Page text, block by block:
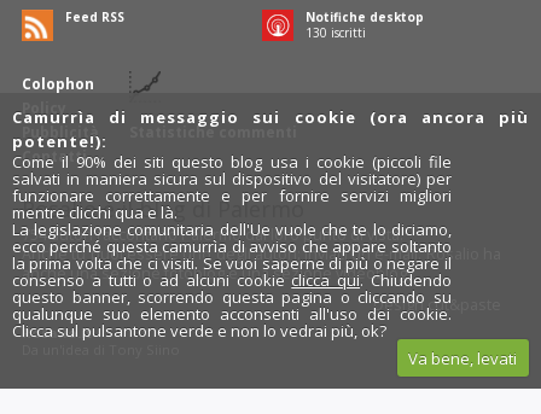
Colophon
Policy
Pubblicità
Contatti
Statistiche commenti
Feed RSS
Notifiche desktop
130 iscritti
Rosalio è il blog di Palermo
754 autoriraccontano Palermo dal loro punto di vista.
Anche tu puoi essere uno degli autori: inviaci un' e-mail. Rosalio ha
anche una sezionefotobloge una sezionevideoblog.
Designcut&paste
Rosalio.it
x
Instagram
Camurrìa di messaggio sui cookie (ora ancora più
potente!):
Come il 90% dei siti questo blog usa i cookie (piccoli file
salvati in maniera sicura sul dispositivo del visitatore) per
funzionare correttamente e per fornire servizi migliori
mentre clicchi qua e là.
La legislazione comunitaria dell'Ue vuole che te lo diciamo,
ecco perché questa camurrìa di avviso che appare soltanto
la prima volta che ci visiti. Se vuoi saperne di più o negare il
consenso a tutti o ad alcuni cookie clicca qui. Chiudendo
questo banner, scorrendo questa pagina o cliccando su
qualunque suo elemento acconsenti all'uso dei cookie.
Clicca sul pulsantone verde e non lo vedrai più, ok?
Va bene, levati